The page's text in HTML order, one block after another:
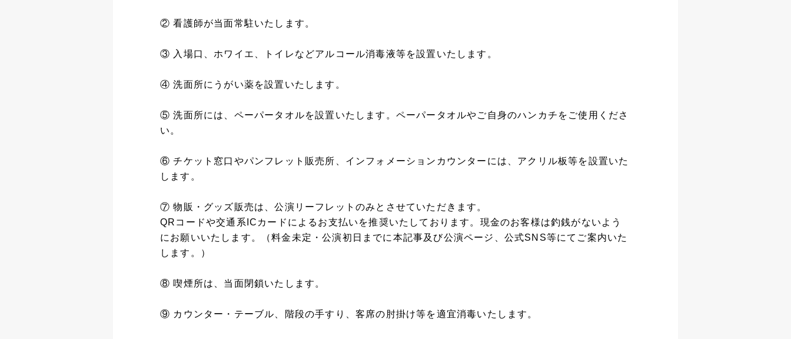
② 看護師が当面常駐いたします。
③ 入場口、ホワイエ、トイレなどアルコール消毒液等を設置いたします。
④ 洗面所にうがい薬を設置いたします。
⑤ 洗面所には、ペーパータオルを設置いたします。ペーパータオルやご自身のハンカチをご使用くださ
い。
⑥ チケット窓口やパンフレット販売所、インフォメーションカウンターには、アクリル板等を設置いた
します。
⑦ 物販・グッズ販売は、公演リーフレットのみとさせていただきます。
QRコードや交通系ICカードによるお支払いを推奨いたしております。現金のお客様は釣銭がないよう
にお願いいたします。（料金未定・公演初日までに本記事及び公演ページ、公式SNS等にてご案内いた
します。）
⑧ 喫煙所は、当面閉鎖いたします。
⑨ カウンター・テーブル、階段の手すり、客席の肘掛け等を適宜消毒いたします。